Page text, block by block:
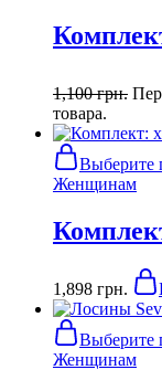
1,100грн.
товара.
Выберите
Женщинам
1,898 грн.
Выберите
Женщинам